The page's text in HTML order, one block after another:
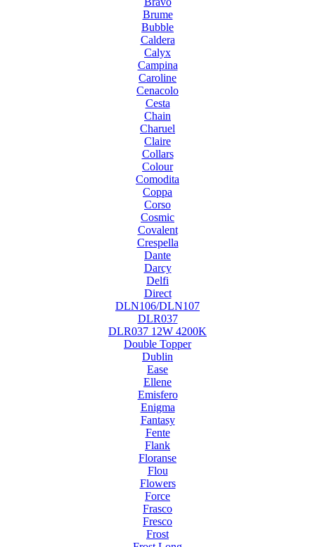
Brume
Bubble
Caldera
Calyx
Campina
Caroline
Cenacolo
Cesta
Chain
Charuel
Claire
Collars
Colour
Comodita
Coppa
Corso
Cosmic
Covalent
Crespella
Dante
Darcy
Delfi
Direct
DLN106/DLN107
DLR037
DLR037 12W 4200K
Double Topper
Dublin
Ease
Ellene
Emisfero
Enigma
Fantasy
Fente
Flank
Floranse
Flou
Flowers
Force
Frasco
Fresco
Frost